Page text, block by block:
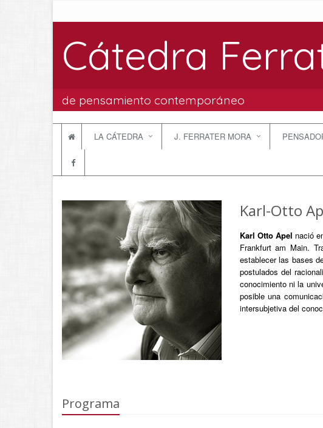
Cátedra
de pensamiento contemporáneo
LA CÁTEDRA J. FERRATER MORA
Karl-Otto
Karl Otto Apel nació
Frankfurt am Main.
establecer las bases
postulados del
conocimiento ni la
posible una
intersubjetiva del
Programa